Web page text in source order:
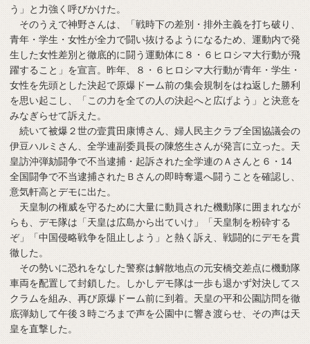
う」と力強く呼びかけた。
そのうえで神野さんは、「戦時下の差別・排外主義を打ち破り、
青年・学生・女性が全力で闘い抜けるようになるため、運動内で発
生した女性差別と徹底的に闘う運動体に８・６ヒロシマ大行動が飛
躍すること」を宣言。昨年、８・６ヒロシマ大行動が青年・学生・
女性を先頭とした決起で原爆ドーム前の集会規制をはね返した勝利
を思い起こし、「この力を全ての人の決起へと広げよう」と決意を
みなぎらせて訴えた。
続いて被爆２世の壹貫田康博さん、婦人民主クラブ全国協議会の
伊豆ハルミさん、全学連副委員長の陳悠生さんが発言に立った。天
皇訪沖弾劾闘争で不当逮捕・起訴された全学連のＡさんと６・14
全国闘争で不当逮捕されたＢさんの即時奪還へ闘うことを確認し、
意気軒高とデモに出た。
天皇制の権威を守るために大量に動員された機動隊に囲まれなが
らも、デモ隊は「天皇は広島から出ていけ」「天皇制を粉砕する
ぞ」「中国侵略戦争を阻止しよう」と熱く訴え、戦闘的にデモを貫
徹した。
その勢いに恐れをなした警察は解散地点の元安橋交差点に機動隊
車両を配置して封鎖した。しかしデモ隊は一歩も退かず対決してス
クラムを組み、再び原爆ドーム前に到着。天皇の平和公園訪問を徹
底弾劾して午後３時ごろまで声を公園中に響き渡らせ、その声は天
皇を直撃した。